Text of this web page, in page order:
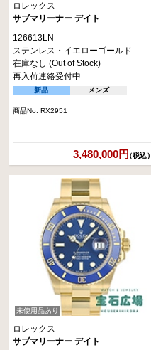
ロレックス
サブマリーナー デイト
126613LN
ステンレス・イエローゴールド
在庫なし (Out of Stock)
再入荷連絡受付中
新品 メンズ
商品No. RX2951
3,480,000円（税込）
未使用品あり
ロレックス
サブマリーナー デイト